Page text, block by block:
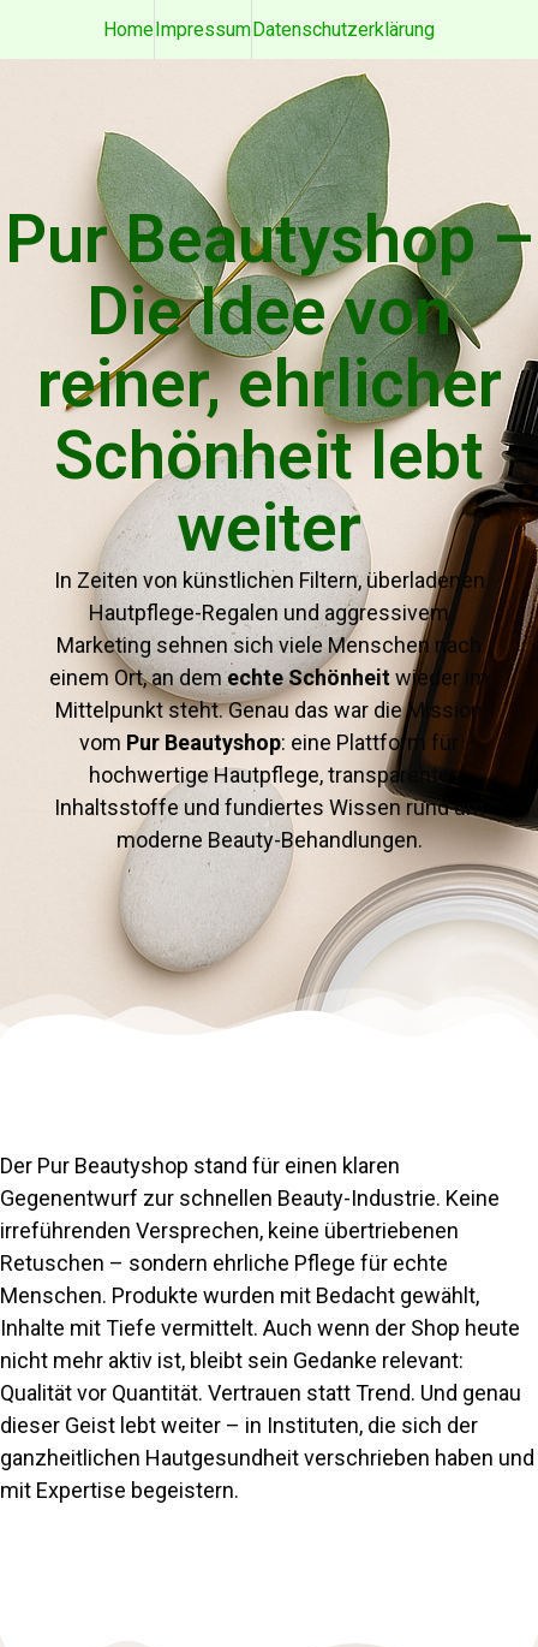
HomeImpressumDatenschutzerklärung
Pur Beautyshop –
Die Idee von
reiner, ehrlicher
Schönheit lebt
weiter
In Zeiten von künstlichen Filtern, überladenen
Hautpflege-Regalen und aggressivem
Marketing sehnen sich viele Menschen nach
einem Ort, an demechte Schönheitwieder im
Mittelpunkt steht. Genau das war die Mission
vom Pur Beautyshop: eine Plattform für
hochwertige Hautpflege, transparente
Inhaltsstoffe und fundiertes Wissen rund um
moderne Beauty-Behandlungen.
Der Pur Beautyshop stand für einen klaren
Gegenentwurf zur schnellen Beauty-Industrie. Keine
irreführenden Versprechen, keine übertriebenen
Retuschen – sondern ehrliche Pflege für echte
Menschen. Produkte wurden mit Bedacht gewählt,
Inhalte mit Tiefe vermittelt. Auch wenn der Shop heute
nicht mehr aktiv ist, bleibt sein Gedanke relevant:
Qualität vor Quantität. Vertrauen statt Trend. Und genau
dieser Geist lebt weiter – in Instituten, die sich der
ganzheitlichen Hautgesundheit verschrieben haben und
mit Expertise begeistern.